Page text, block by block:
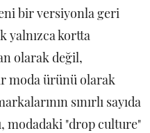
bir versiyonla geri
yalnızca kortta
olarak değil,
moda ürünü olarak
sınırlı sayıda
modadaki "drop culture"